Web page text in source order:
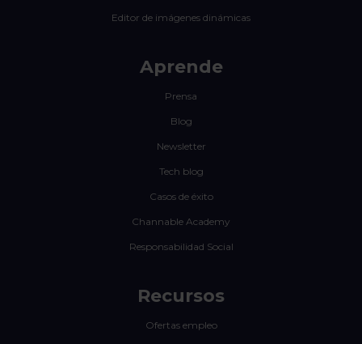
Editor de imágenes dinámicas
Aprende
Prensa
Blog
Newsletter
Tech blog
Casos de éxito
Channable Academy
Responsabilidad Social
Recursos
Ofertas empleo